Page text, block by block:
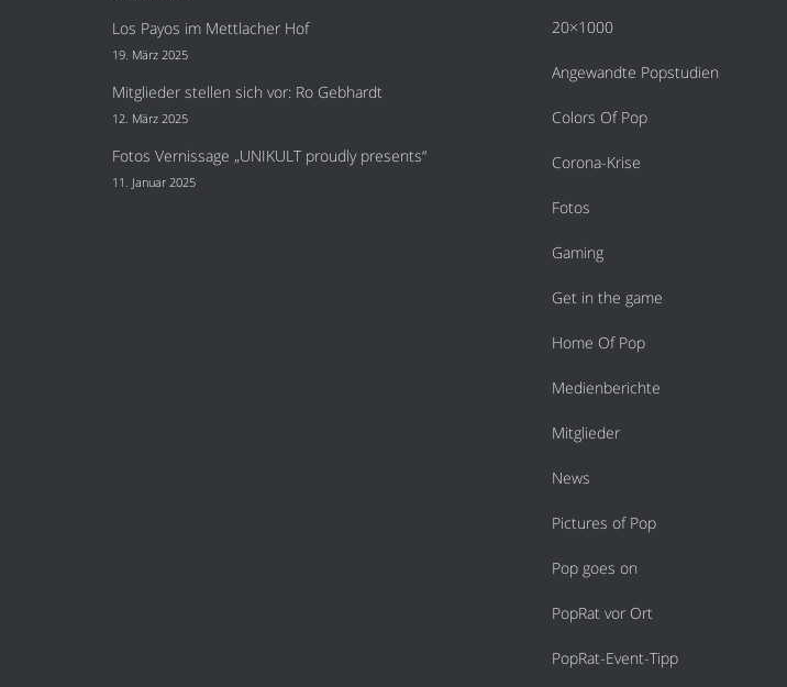
Los Payos im Mettlacher Hof
19. März 2025
Mitglieder stellen sich vor: Ro Gebhardt
12. März 2025
Fotos Vernissage „UNIKULT proudly presents“
11. Januar 2025
20×1000
Angewandte Popstudien
Colors Of Pop
Corona-Krise
Fotos
Gaming
Get in the game
Home Of Pop
Medienberichte
Mitglieder
News
Pictures of Pop
Pop goes on
PopRat vor Ort
PopRat-Event-Tipp